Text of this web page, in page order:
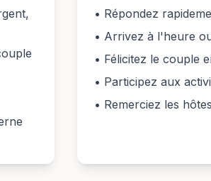
• Répondez
• Arrivez à l'heure
• Félicitez le couple
• Participez aux
• Remerciez les